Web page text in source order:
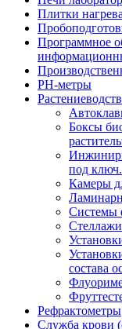
Плитки
Программное
РH-метры
Боксы
под ключ.
Камеры
Системы
состава
Рефрактометры
Служба крови